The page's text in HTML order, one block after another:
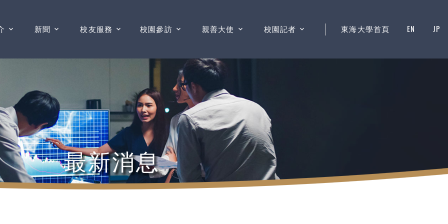
新聞 校友服務 校園參訪 親善大使 校園記者 東海大學首頁 EN JP
最新消息